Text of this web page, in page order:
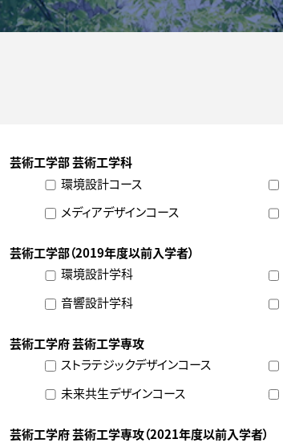
芸術工学部 芸術工学科
環境設計コース
メディアデザインコース
芸術工学部（2019年度以前入学者）
環境設計学科
音響設計学科
芸術工学府 芸術工学専攻
ストラテジックデザインコース
未来共生デザインコース
芸術工学府 芸術工学専攻（2021年度以前入学者）